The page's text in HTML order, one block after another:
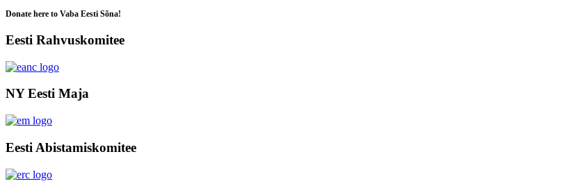
Donate here to Vaba Eesti Sõna!
Eesti Rahvuskomitee
NY Eesti Maja
Eesti Abistamiskomitee